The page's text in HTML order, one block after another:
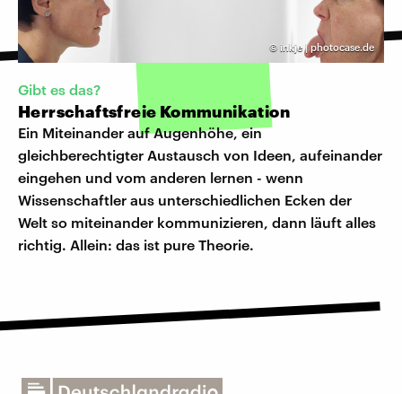
© inkje | photocase.de
Gibt es das?
Herrschaftsfreie Kommunikation
Ein Miteinander auf Augenhöhe, ein
gleichberechtigter Austausch von Ideen, aufeinander
eingehen und vom anderen lernen - wenn
Wissenschaftler aus unterschiedlichen Ecken der
Welt so miteinander kommunizieren, dann läuft alles
richtig. Allein: das ist pure Theorie.